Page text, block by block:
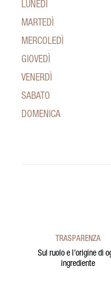
LUNEDÌ
MARTEDÌ
MERCOLEDÌ
GIOVEDÌ
VENERDÌ
SABATO
DOMENICA
TRASPARENZA
Sul ruolo e l’origine di
ingrediente